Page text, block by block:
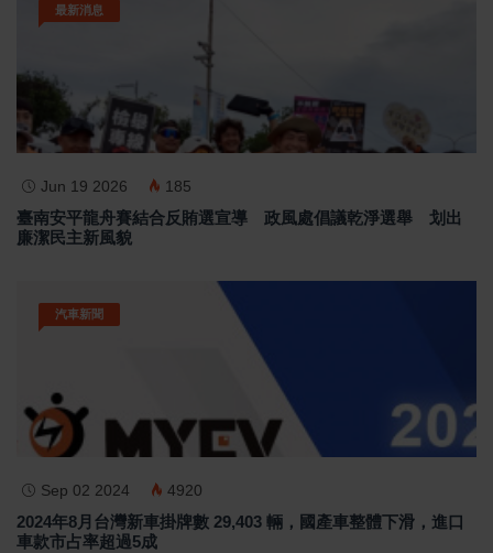
最新消息
Jun 19 2026 185
臺南安平龍舟賽結合反賄選宣導 政風處倡議乾淨選舉 划出
廉潔民主新風貌
汽車新聞
Sep 02 2024 4920
2024年8月台灣新車掛牌數 29,403 輛，國產車整體下滑，進口
車款市占率超過5成